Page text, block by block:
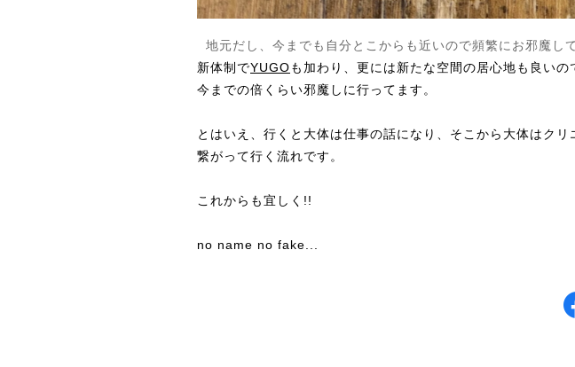
地元だし、今までも自分とこからも近いので頻繁にお邪魔し
新体制でYUGOも加わり、更には新たな空間の居心地も良い
今までの倍くらい邪魔しに行ってます。
とはいえ、行くと大体は仕事の話になり、そこから大体はクリ
繋がって行く流れです。
これからも宜しく!!
no name no fake...